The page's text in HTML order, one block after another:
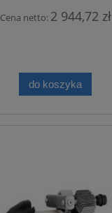
Cena netto: 2 944,72 zł
do koszyka